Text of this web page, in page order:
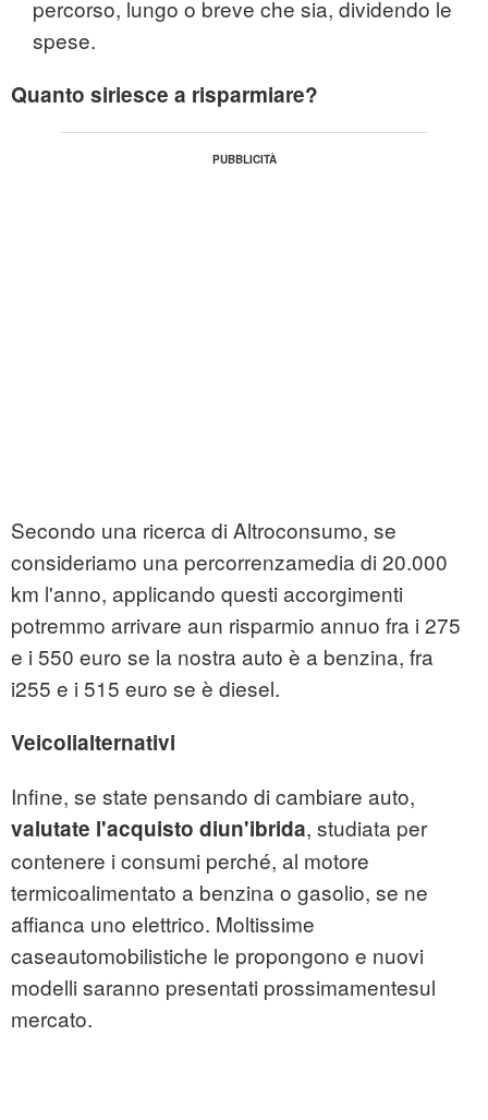
percorso, lungo o breve che sia, dividendo le
spese.
Quanto siriesce a risparmiare?
Secondo una ricerca di Altroconsumo, se
consideriamo una percorrenzamedia di 20.000
km l'anno, applicando questi accorgimenti
potremmo arrivare aun risparmio annuo fra i 275
e i 550 euro se la nostra auto è a benzina, fra
i255 e i 515 euro se è diesel.
Veicolialternativi
Infine, se state pensando di cambiare auto,
valutate l'acquisto diun'ibrida, studiata per
contenere i consumi perché, al motore
termicoalimentato a benzina o gasolio, se ne
affianca uno elettrico. Moltissime
caseautomobilistiche le propongono e nuovi
modelli saranno presentati prossimamentesul
mercato.